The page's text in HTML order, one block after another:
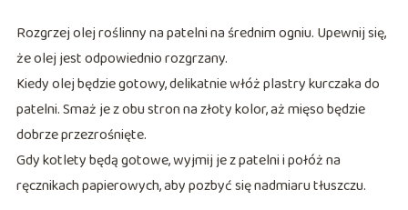
Rozgrzej olej roślinny na patelni na średnim ogniu. Upewnij się,
że olej jest odpowiednio rozgrzany.
Kiedy olej będzie gotowy, delikatnie włóż plastry kurczaka do
patelni. Smaż je z obu stron na złoty kolor, aż mięso będzie
dobrze przezrośnięte.
Gdy kotlety będą gotowe, wyjmij je z patelni i połóż na
ręcznikach papierowych, aby pozbyć się nadmiaru tłuszczu.